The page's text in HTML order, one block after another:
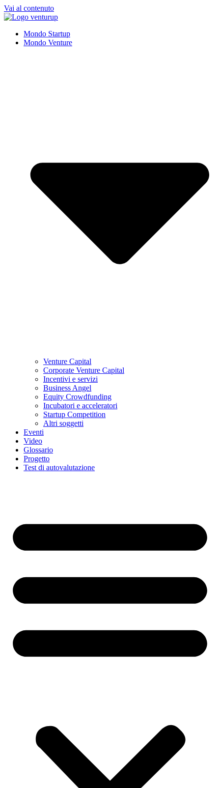
Vai al contenuto
Mondo Startup
Mondo Venture
Venture Capital
Corporate Venture Capital
Incentivi e servizi
Business Angel
Equity Crowdfunding
Incubatori e acceleratori
Startup Competition
Altri soggetti
Eventi
Video
Glossario
Progetto
Test di autovalutazione